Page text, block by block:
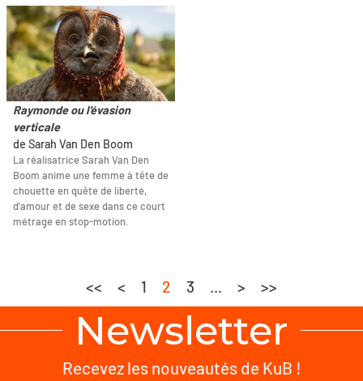
Raymonde ou l'évasion
verticale
de Sarah Van Den Boom
La réalisatrice Sarah Van Den
Boom anime une femme à tête de
chouette en quête de liberté,
d'amour et de sexe dans ce court
métrage en stop-motion.
<< < 1 2 3 ... > >>
Newsletter
Recevez les nouveautés de KuB !